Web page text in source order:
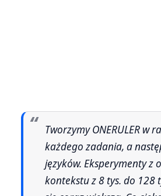
Tworzymy ONERULER w ramach dwuetapowego procesu, najpierw pisząc instrukcje w języku angielskim dla
każdego zadania, a
języków. Eksperymenty z
kontekstu z 8 tys. do 128